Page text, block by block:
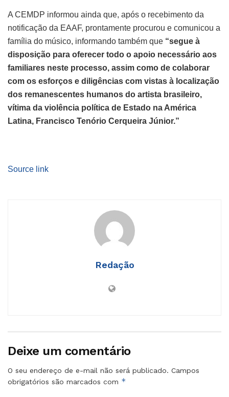
A CEMDP informou ainda que, após o recebimento da
notificação da EAAF, prontamente procurou e comunicou a
família do músico, informando também que “segue à
disposição para oferecer todo o apoio necessário aos
familiares neste processo, assim como de colaborar
com os esforços e diligências com vistas à localização
dos remanescentes humanos do artista brasileiro,
vítima da violência política de Estado na América
Latina, Francisco Tenório Cerqueira Júnior.”
Source link
Redação
Deixe um comentário
O seu endereço de e-mail não será publicado. Campos
obrigatórios são marcados com *